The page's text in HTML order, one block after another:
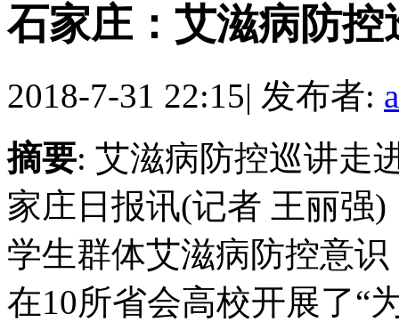
石家庄：艾滋病防控
2018-7-31 22:15| 发布者:
摘要: 艾滋病防控巡讲
家庄日报讯(记者 王丽强
学生群体艾滋病防控意
在10所省会高校开展了“